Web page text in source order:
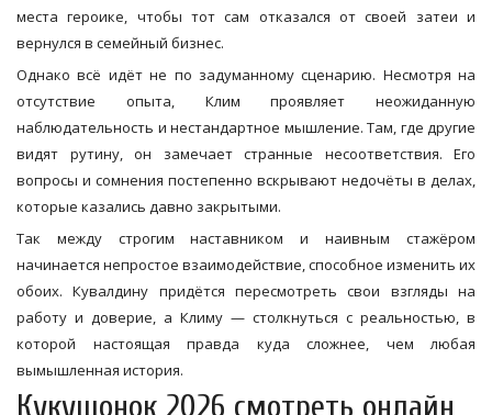
места героике, чтобы тот сам отказался от своей затеи и
вернулся в семейный бизнес.
Однако всё идёт не по задуманному сценарию. Несмотря на
отсутствие опыта, Клим проявляет неожиданную
наблюдательность и нестандартное мышление. Там, где другие
видят рутину, он замечает странные несоответствия. Его
вопросы и сомнения постепенно вскрывают недочёты в делах,
которые казались давно закрытыми.
Так между строгим наставником и наивным стажёром
начинается непростое взаимодействие, способное изменить их
обоих. Кувалдину придётся пересмотреть свои взгляды на
работу и доверие, а Климу — столкнуться с реальностью, в
которой настоящая правда куда сложнее, чем любая
вымышленная история.
Кукушонок 2026 смотреть онлайн